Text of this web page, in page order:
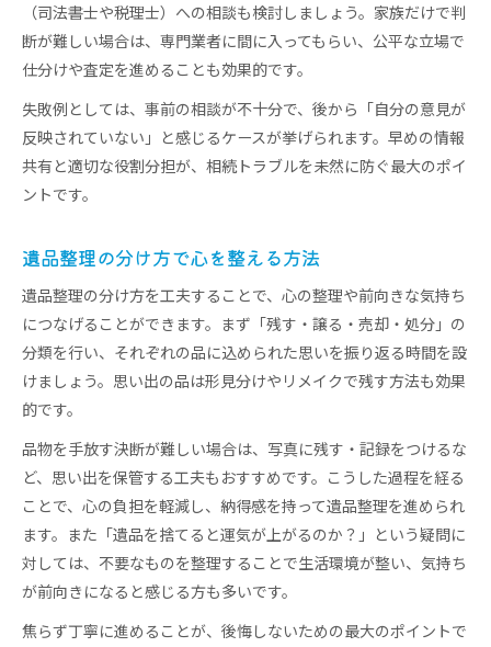
（司法書士や税理士）への相談も検討しましょう。家族だけで判
断が難しい場合は、専門業者に間に入ってもらい、公平な立場で
仕分けや査定を進めることも効果的です。
失敗例としては、事前の相談が不十分で、後から「自分の意見が
反映されていない」と感じるケースが挙げられます。早めの情報
共有と適切な役割分担が、相続トラブルを未然に防ぐ最大のポイ
ントです。
遺品整理の分け方で心を整える方法
遺品整理の分け方を工夫することで、心の整理や前向きな気持ち
につなげることができます。まず「残す・譲る・売却・処分」の
分類を行い、それぞれの品に込められた思いを振り返る時間を設
けましょう。思い出の品は形見分けやリメイクで残す方法も効果
的です。
品物を手放す決断が難しい場合は、写真に残す・記録をつけるな
ど、思い出を保管する工夫もおすすめです。こうした過程を経る
ことで、心の負担を軽減し、納得感を持って遺品整理を進められ
ます。また「遺品を捨てると運気が上がるのか？」という疑問に
対しては、不要なものを整理することで生活環境が整い、気持ち
が前向きになると感じる方も多いです。
焦らず丁寧に進めることが、後悔しないための最大のポイントで